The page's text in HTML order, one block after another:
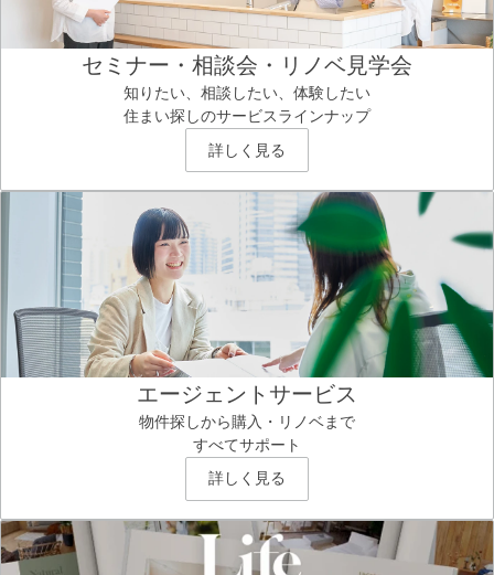
セミナー・相談会・リノベ見学会
知りたい、相談したい、体験したい
住まい探しのサービスラインナップ
詳しく見る
エージェントサービス
物件探しから購入・リノベまで
すべてサポート
詳しく見る